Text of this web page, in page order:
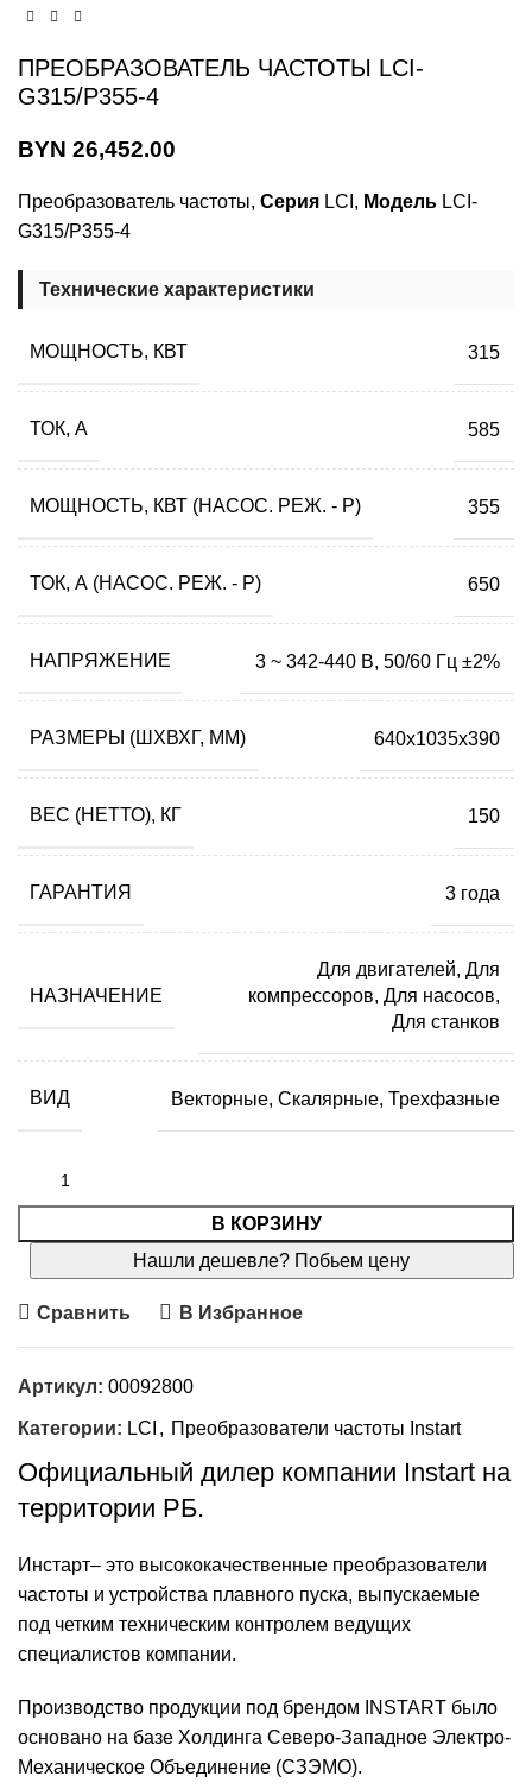
ПРЕОБРАЗОВАТЕЛЬ ЧАСТОТЫ LCI-
G315/P355-4
BYN 26,452.00
Преобразователь частоты, Серия LCI, Модель LCI-
G315/P355-4
Технические характеристики
МОЩНОСТЬ, КВТ 315
ТОК, А 585
МОЩНОСТЬ, КВТ (НАСОС. РЕЖ. - P) 355
ТОК, А (НАСОС. РЕЖ. - P) 650
НАПРЯЖЕНИЕ 3 ~ 342-440 В, 50/60 Гц ±2%
РАЗМЕРЫ (ШХВХГ, ММ) 640x1035x390
ВЕС (НЕТТО), КГ 150
ГАРАНТИЯ 3 года
НАЗНАЧЕНИЕ
Для двигателей, Для
компрессоров, Для насосов,
Для станков
ВИД Векторные, Скалярные, Трехфазные
В КОРЗИНУ
Нашли дешевле? Побьем цену
Сравнить В Избранное
Артикул: 00092800
Категории: LCI , Преобразователи частоты Instart
Официальный дилер компании Instart на
территории РБ.
Инстарт– это высококачественные преобразователи
частоты и устройства плавного пуска, выпускаемые
под четким техническим контролем ведущих
специалистов компании.
Производство продукции под брендом INSTART было
основано на базе Холдинга Северо-Западное Электро-
Механическое Объединение (СЗЭМО).